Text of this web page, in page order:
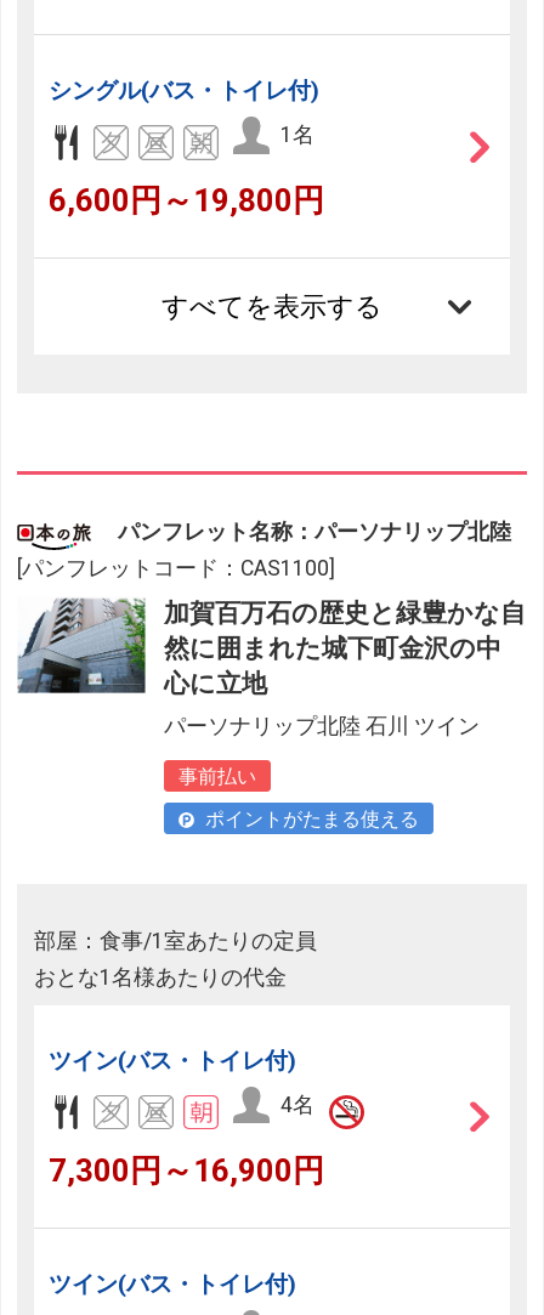
シングル(バス・トイレ付)
1名
6,600円～19,800円
すべてを表示する
パンフレット名称：パーソナリップ北陸
[パンフレットコード：CAS1100]
加賀百万石の歴史と緑豊かな自
然に囲まれた城下町金沢の中
心に立地
パーソナリップ北陸 石川 ツイン
事前払い
ポイントがたまる使える
部屋：食事/1室あたりの定員
おとな1名様あたりの代金
ツイン(バス・トイレ付)
4名
7,300円～16,900円
ツイン(バス・トイレ付)